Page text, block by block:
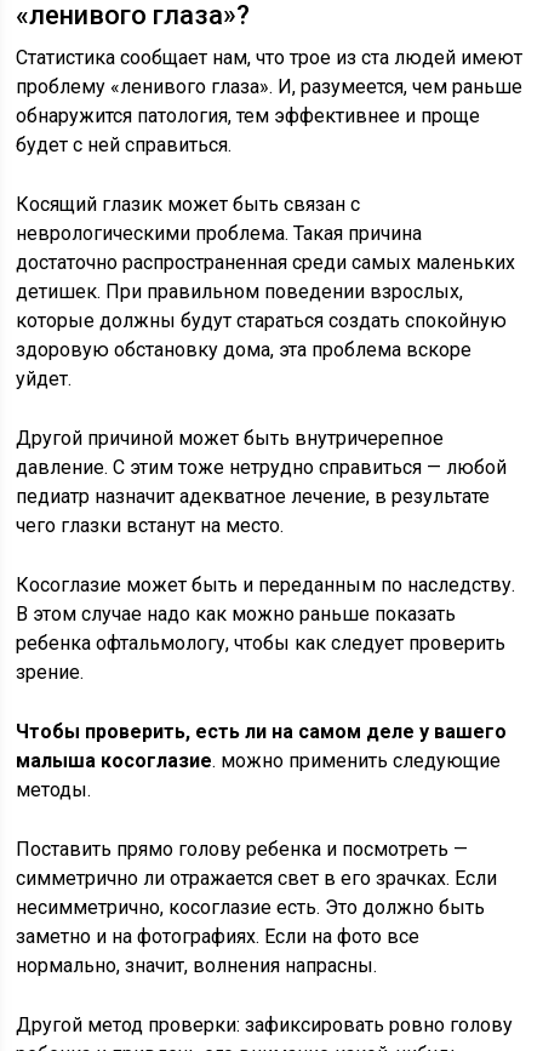
«ленивого глаза»?
Статистика сообщает нам, что трое из ста людей имеют
проблему «ленивого глаза». И, разумеется, чем раньше
обнаружится патология, тем эффективнее и проще
будет с ней справиться.
Косящий глазик может быть связан с
неврологическими проблема. Такая причина
достаточно распространенная среди самых маленьких
детишек. При правильном поведении взрослых,
которые должны будут стараться создать спокойную
здоровую обстановку дома, эта проблема вскоре
уйдет.
Другой причиной может быть внутричерепное
давление. С этим тоже нетрудно справиться — любой
педиатр назначит адекватное лечение, в результате
чего глазки встанут на место.
Косоглазие может быть и переданным по наследству.
В этом случае надо как можно раньше показать
ребенка офтальмологу, чтобы как следует проверить
зрение.
Чтобы проверить, есть ли на самом деле у вашего
малыша косоглазие. можно применить следующие
методы.
Поставить прямо голову ребенка и посмотреть —
симметрично ли отражается свет в его зрачках. Если
несимметрично, косоглазие есть. Это должно быть
заметно и на фотографиях. Если на фото все
нормально, значит, волнения напрасны.
Другой метод проверки: зафиксировать ровно голову